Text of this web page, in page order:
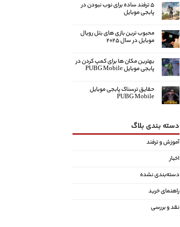
۵ ترفند ساده برای نوب نبودن در
پابجی موبایل
محبوب ترین بازی های بتل رویال
موبایل در سال ۲۰۲۵
بهترین مکان ها برای کمپ کردن در
پابجی موبایل PUBG Mobile
حقایق ترسناک پابجی موبایل
PUBG Mobile
دسته بندی بلاگ
آموزش و ترفند
اخبار
دسته‌بندی نشده
راهنمای خرید
نقد و بررسی